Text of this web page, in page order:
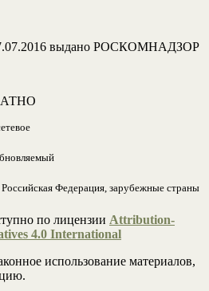
выдано РОСКОМНАДЗОР
Российская Федерация, зарубежные страны
по лицензии Attribution-
4.0 International
использование материалов,